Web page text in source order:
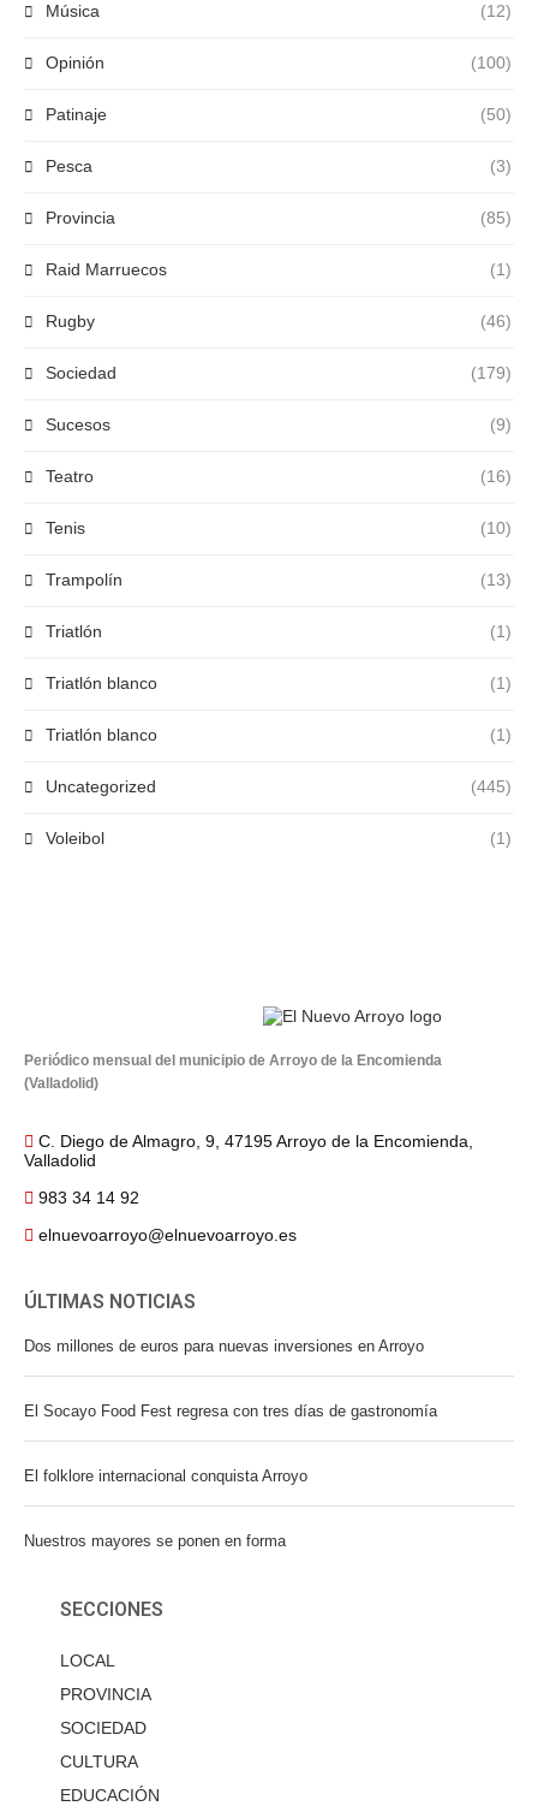
Música (12)
Opinión (100)
Patinaje (50)
Pesca (3)
Provincia (85)
Raid Marruecos (1)
Rugby (46)
Sociedad (179)
Sucesos (9)
Teatro (16)
Tenis (10)
Trampolín (13)
Triatlón (1)
Triatlón blanco (1)
Triatlón blanco (1)
Uncategorized (445)
Voleibol (1)
Periódico mensual del municipio de Arroyo de la Encomienda
(Valladolid)
C. Diego de Almagro, 9, 47195 Arroyo de la Encomienda,
Valladolid
983 34 14 92
elnuevoarroyo@elnuevoarroyo.es
ÚLTIMAS NOTICIAS
Dos millones de euros para nuevas inversiones en Arroyo
El Socayo Food Fest regresa con tres días de gastronomía
El folklore internacional conquista Arroyo
Nuestros mayores se ponen en forma
SECCIONES
LOCAL
PROVINCIA
SOCIEDAD
CULTURA
EDUCACIÓN